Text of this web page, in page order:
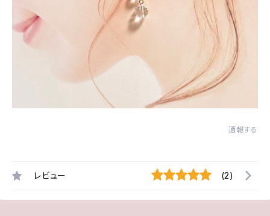
通報する
レビュー (2)